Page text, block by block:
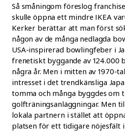
Så småningom föreslog
skulle öppna ett mindre IKEA
Kerker berättar att man först
någon av de många nedlagda
USA-inspirerad bowlingfeber i
frenetiskt byggande av 124.000
några år. Men i mitten av 1970-
intresset i det trendkänsliga
tomma och många byggdes om
golfträningsanläggningar. Men
lokala partnern i stället att
platsen för ett tidigare nöjesfält